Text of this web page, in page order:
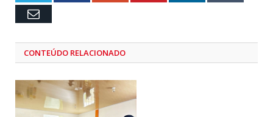
Email
CONTEÚDO RELACIONADO